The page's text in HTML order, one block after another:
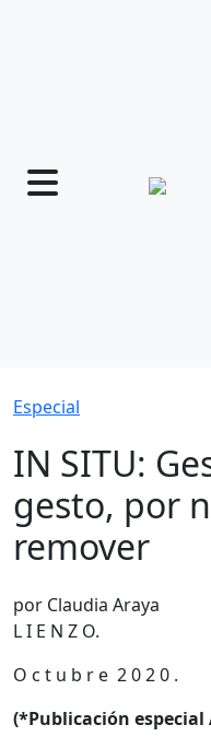
Especial
IN SITU:
gesto, por
remover
por Claudia Araya
L I E N Z O.
O c t u b r e 2 0 2 0 .
(*Publicación